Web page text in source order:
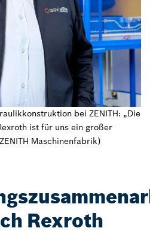
bei ZENITH: „Die
ist für uns ein großer
Maschinenfabrik)
Rexroth